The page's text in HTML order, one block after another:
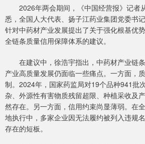
2026年两会期间，《中国经营报》记者
悉，全国人大代表、扬子江药业集团党委书
针对中药材产业发展提出了关于强化根基优
全链条质量信用保障体系的建议。
在建议中，徐浩宇指出，中药材产业链
产业高质量发展仍面临一些痛点。一方面，
制。2024年，国家药监局对19个品种941批
杂、外源性有害物质残留超限、种植采收及
然存在。另一方面，信用约束尚显薄弱。在
地执行中，多家企业因无法履约被列入违规
存在的短板。